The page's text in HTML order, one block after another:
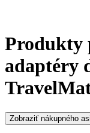
Produkty
adaptéry
Zobraziť nákupného